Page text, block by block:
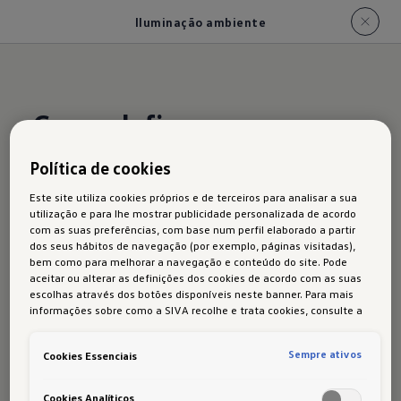
Iluminação ambiente
Cores definem os
espaços
Dependendo do equipamento, o habitáculo do
Tiguan pode ser suavemente iluminado com o
toque de um dedo. Pode escolher entreaté 30
cores.Cinco frisos de luzes, bem como
atmosfera de luz personalizada. Destaques
especiais: o logotipo R-Line ou a inscrição Tiguan
Política de cookies
Este site utiliza cookies próprios e de terceiros para analisar a sua
utilização e para lhe mostrar publicidade personalizada de acordo
com as suas preferências, com base num perfil elaborado a partir
dos seus hábitos de navegação (por exemplo, páginas visitadas),
bem como para melhorar a navegação e conteúdo do site. Pode
aceitar ou alterar as definições dos cookies de acordo com as suas
escolhas através dos botões disponíveis neste banner. Para mais
informações sobre como a SIVA recolhe e trata cookies, consulte a
Cookies Essenciais Sempre ativos
Cookies Analíticos